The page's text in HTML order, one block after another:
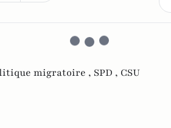
migratoire , SPD , CSU